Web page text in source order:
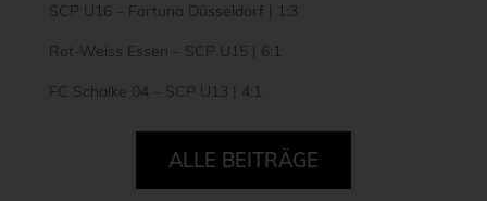
SCP U16 – Fortuna Düsseldorf | 1:3
Rot-Weiss Essen – SCP U15 | 6:1
FC Schalke 04 – SCP U13 | 4:1
ALLE BEITRÄGE